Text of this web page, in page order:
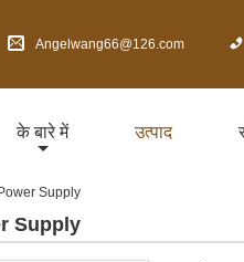
Angelwang66@126.com
के बारे में उत्पाद
Supply
Supply